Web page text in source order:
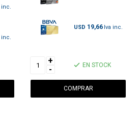
USD 19,66
+
-
EN STOCK